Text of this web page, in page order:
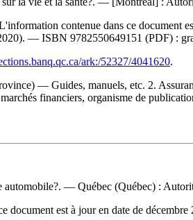
contenue dans ce document
— ISBN 9782550649151 (PDF) :
ark:/52327/4041620.
— Guides, manuels, etc. 2.
financiers, organisme de
automobile?. — Québec (Québec) :
document est à jour en date de